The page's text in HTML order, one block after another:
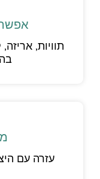
תוויות,
עזרה עם